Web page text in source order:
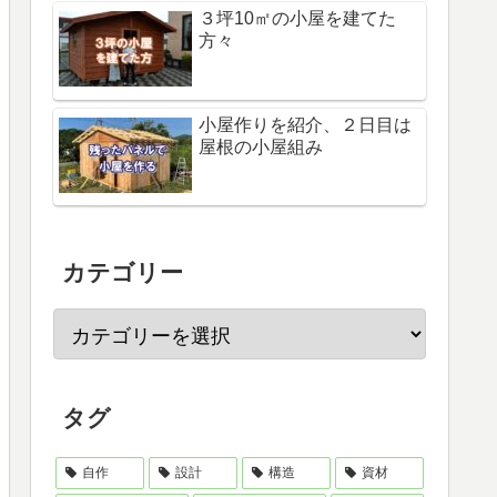
３坪10㎡の小屋を建てた
方々
小屋作りを紹介、２日目は
屋根の小屋組み
カテゴリー
タグ
自作 設計 構造 資材